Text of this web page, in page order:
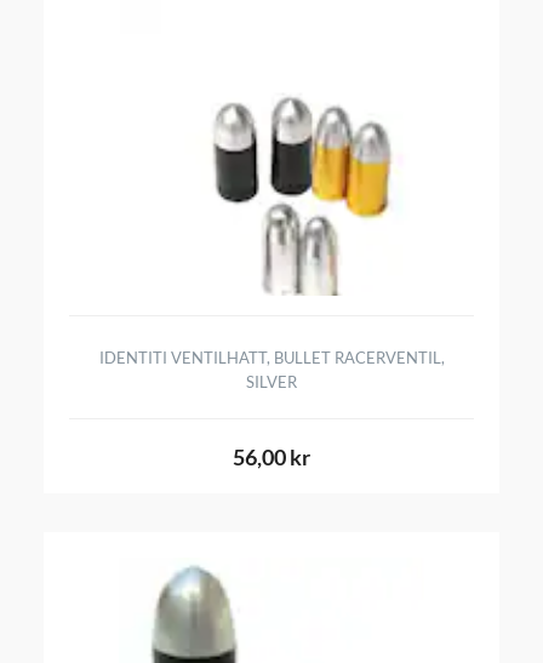
IDENTITI VENTILHATT, BULLET RACERVENTIL,
SILVER
56,00 kr